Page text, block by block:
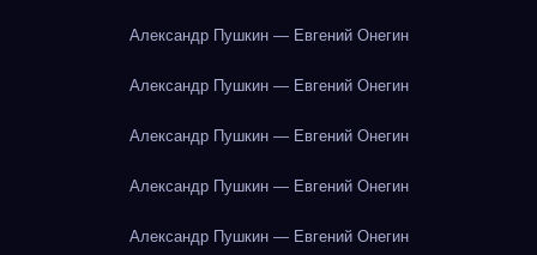
Александр Пушкин — Евгений Онегин
Александр Пушкин — Евгений Онегин
Александр Пушкин — Евгений Онегин
Александр Пушкин — Евгений Онегин
Александр Пушкин — Евгений Онегин